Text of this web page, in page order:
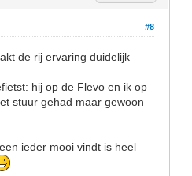
#8
de rij ervaring duidelijk
hij op de Flevo en ik op
stuur gehad maar gewoon
ieder mooi vindt is heel